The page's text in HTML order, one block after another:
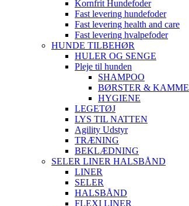
Kornfrit Hundefoder
Fast levering hundefoder
Fast levering health and care
Fast levering hvalpefoder
HUNDE TILBEHØR
HULER OG SENGE
Pleje til hunden
SHAMPOO
BØRSTER & KAMME
HYGIENE
LEGETØJ
LYS TIL NATTEN
Agility Udstyr
TRÆNING
BEKLÆDNING
SELER LINER HALSBÅND
LINER
SELER
HALSBÅND
FLEXI LINER